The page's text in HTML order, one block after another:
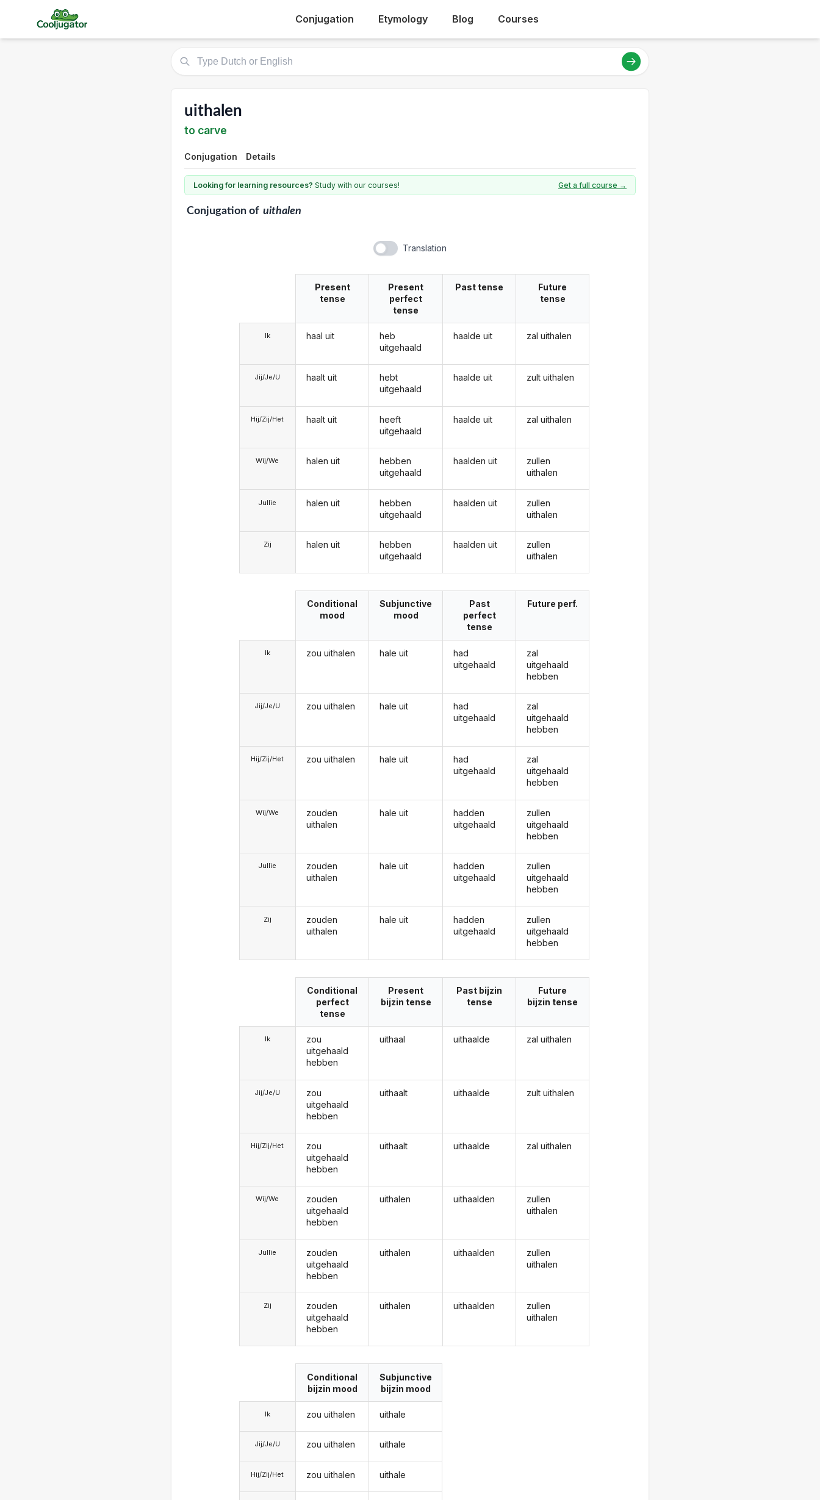
Conjugation Etymology Blog Courses
uithalen
to carve
Conjugation Details
Looking for learning resources? Study with our courses! Get a full course →
Conjugationof uithalen
Translation
Ik
Jij/Je/U
Hij/Zij/Het
Wij/We
Jullie
Zij
Present
tense
haal uit
haalt uit
haalt uit
halen uit
halen uit
halen uit
Present
perfect
tense
heb
uitgehaald
hebt
uitgehaald
heeft
uitgehaald
hebben
uitgehaald
hebben
uitgehaald
hebben
uitgehaald
Past tense
haalde uit
haalde uit
haalde uit
haalden uit
haalden uit
haalden uit
Future
tense
zal uithalen
zult uithalen
zal uithalen
zullen
uithalen
zullen
uithalen
zullen
uithalen
Ik
Jij/Je/U
Hij/Zij/Het
Wij/We
Jullie
Zij
Conditional
mood
zou uithalen
zou uithalen
zou uithalen
zouden
uithalen
zouden
uithalen
zouden
uithalen
Subjunctive
mood
hale uit
hale uit
hale uit
hale uit
hale uit
hale uit
Past
perfect
tense
had
uitgehaald
had
uitgehaald
had
uitgehaald
hadden
uitgehaald
hadden
uitgehaald
hadden
uitgehaald
Future perf.
zal
uitgehaald
hebben
zal
uitgehaald
hebben
zal
uitgehaald
hebben
zullen
uitgehaald
hebben
zullen
uitgehaald
hebben
zullen
uitgehaald
hebben
Ik
Jij/Je/U
Hij/Zij/Het
Wij/We
Jullie
Zij
Conditional
perfect
tense
zou
uitgehaald
hebben
zou
uitgehaald
hebben
zou
uitgehaald
hebben
zouden
uitgehaald
hebben
zouden
uitgehaald
hebben
zouden
uitgehaald
hebben
Present
bijzin tense
uithaal
uithaalt
uithaalt
uithalen
uithalen
uithalen
Past bijzin
tense
uithaalde
uithaalde
uithaalde
uithaalden
uithaalden
uithaalden
Future
bijzin tense
zal uithalen
zult uithalen
zal uithalen
zullen
uithalen
zullen
uithalen
zullen
uithalen
Ik
Jij/Je/U
Hij/Zij/Het
Conditional
bijzin mood
zou uithalen
zou uithalen
zou uithalen
Subjunctive
bijzin mood
uithale
uithale
uithale